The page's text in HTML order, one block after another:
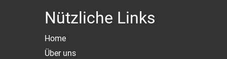
Nützliche Links
Home
Über uns